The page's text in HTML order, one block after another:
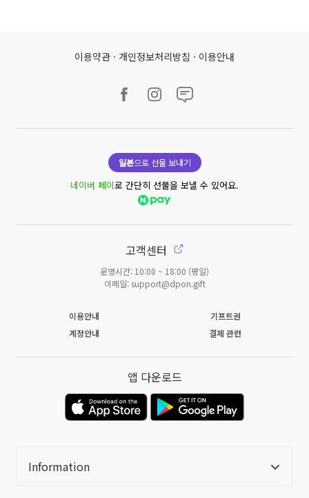
이용약관 · 개인정보처리방침 · 이용안내
일본으로 선물 보내기
네이버 페이로 간단히 선물을 보낼 수 있어요.
고객센터
운영시간: 10:00 ~ 18:00 (평일)
이메일: support@dpon.gift
이용안내
기프트권
계정안내
결제 관련
앱 다운로드
Information